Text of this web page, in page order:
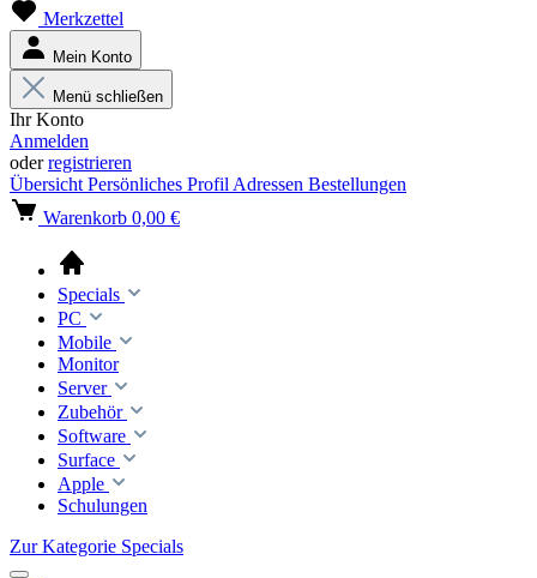
Merkzettel
Mein Konto
Menü schließen
Ihr Konto
Anmelden
oderregistrieren
Übersicht Persönliches Profil Adressen Bestellungen
Warenkorb 0,00 €
Specials
PC
Mobile
Monitor
Server
Zubehör
Software
Surface
Apple
Schulungen
Zur Kategorie Specials